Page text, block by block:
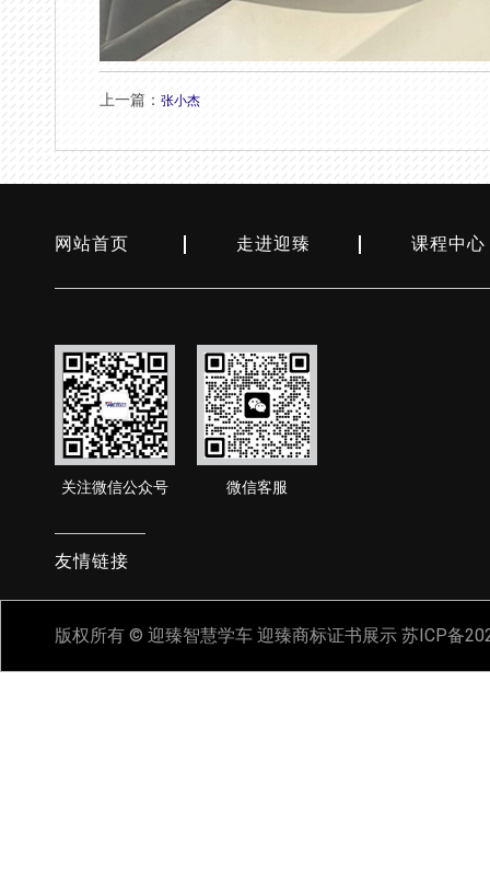
上一篇： 张小杰
网站首页 走进迎臻 课程中心
关注微信公众号 微信客服
友情链接
版权所有 © 迎臻智慧学车 迎臻商标证书展示 苏ICP备